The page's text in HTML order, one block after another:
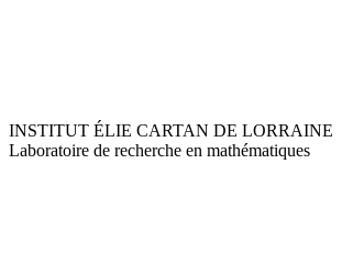
INSTITUT ÉLIE CARTAN DE LORRAINE
Laboratoire de recherche en mathématiques